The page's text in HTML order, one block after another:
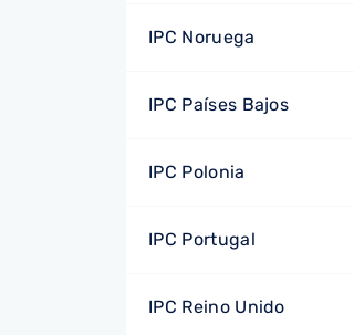
IPC Noruega
IPC Países Bajos
IPC Polonia
IPC Portugal
IPC Reino Unido